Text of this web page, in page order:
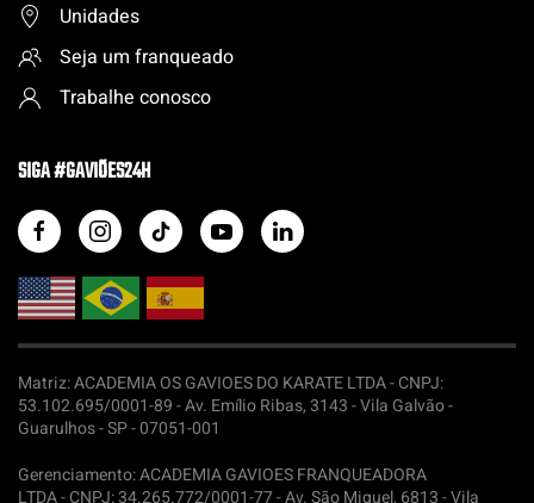
Unidades
Seja um franqueado
Trabalhe conosco
SIGA #GAVIÕES24H
Matriz: ACADEMIA OS GAVIOES DO KARATE LTDA -CNPJ:
53.102.695/0001-89 - Av. Emílio Ribas, 3143 - Vila Galvão -
Guarulhos - SP - 07051-001
Gerenciamento: ACADEMIA GAVIOES FRANQUEADORA
LTDA -CNPJ: 34.265.772/0001-77 - Av. São Miguel, 6813 - Vila